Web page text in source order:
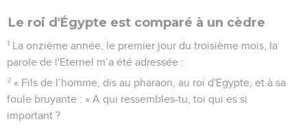
Le roi d'Égypte est comparé à un cèdre
1 La onzième année, le premier jour du troisième mois, la
parole de l'Eternel m’a été adressée :
2 « Fils de l’homme, dis au pharaon, au roi d'Egypte, et à sa
foule bruyante : » A qui ressembles-tu, toi qui es si
important ?